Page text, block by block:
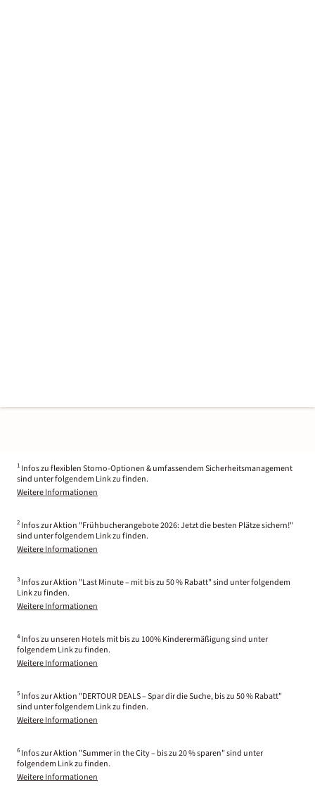
1 Infos zu flexiblen Storno-Optionen & umfassendem Sicherheitsmanagement
sind unter folgendem Link zu finden.
Weitere Informationen
2 Infos zur Aktion "Frühbucherangebote 2026: Jetzt die besten Plätze sichern!"
sind unter folgendem Link zu finden.
Weitere Informationen
3 Infos zur Aktion "Last Minute – mit bis zu 50 % Rabatt" sind unter folgendem
Link zu finden.
Weitere Informationen
4 Infos zu unseren Hotels mit bis zu 100% Kinderermäßigung sind unter
folgendem Link zu finden.
Weitere Informationen
5 Infos zur Aktion "DERTOUR DEALS – Spar dir die Suche, bis zu 50 % Rabatt"
sind unter folgendem Link zu finden.
Weitere Informationen
6 Infos zur Aktion "Summer in the City – bis zu 20 % sparen" sind unter
folgendem Link zu finden.
Weitere Informationen